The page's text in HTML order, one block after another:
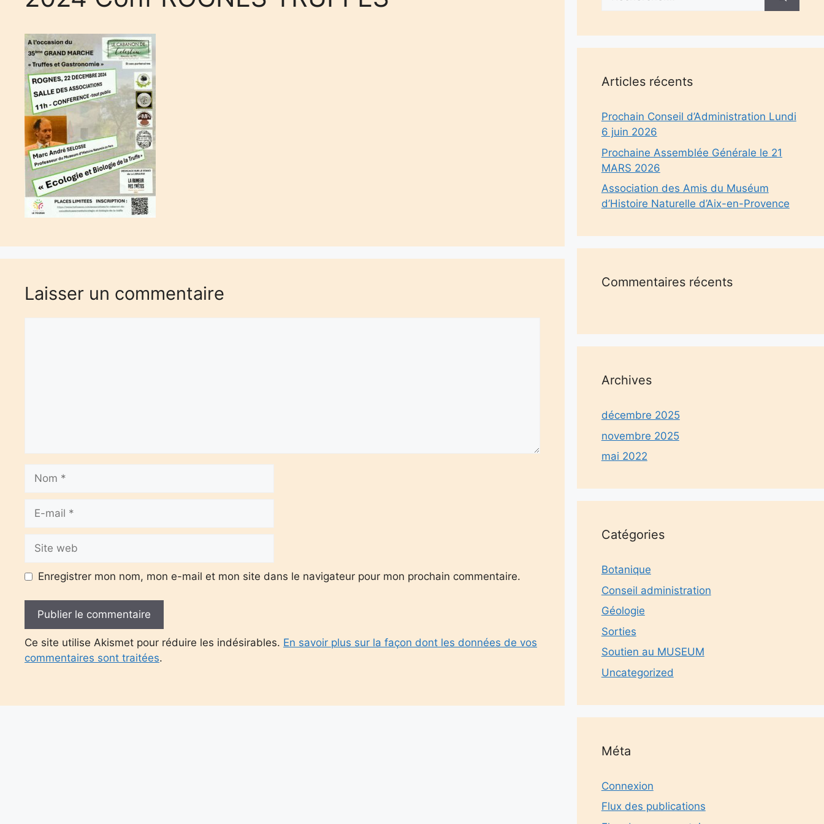
Laisser un commentaire
Nom
Site
web
Enregistrer mon nom, mon e-mail et mon site dans le navigateur pour mon prochain commentaire.
Ce site utilise Akismet pour réduire les indésirables. En savoir plus sur la façon dont les données de vos
commentaires sont traitées.
Articles récents
Prochain Conseil d’Administration Lundi
6 juin 2026
Prochaine Assemblée Générale le 21
MARS 2026
Association des Amis du Muséum
d’Histoire Naturelle d’Aix-en-Provence
Commentaires récents
Archives
décembre 2025
novembre 2025
mai 2022
Catégories
Botanique
Conseil administration
Géologie
Sorties
Soutien au MUSEUM
Uncategorized
Méta
Connexion
Flux des publications